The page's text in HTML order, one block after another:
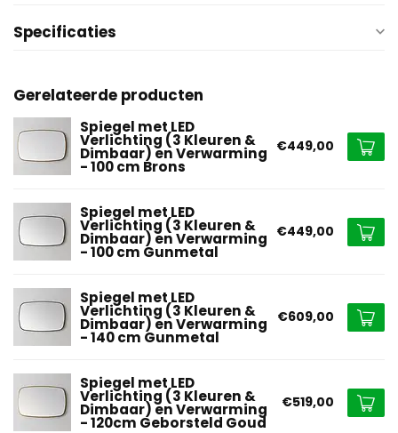
Specificaties
Gerelateerde producten
Spiegel met LED
Verlichting (3 Kleuren &
Dimbaar) en Verwarming
- 100 cm Brons
€449,00
Spiegel met LED
Verlichting (3 Kleuren &
Dimbaar) en Verwarming
- 100 cm Gunmetal
€449,00
Spiegel met LED
Verlichting (3 Kleuren &
Dimbaar) en Verwarming
- 140 cm Gunmetal
€609,00
Spiegel met LED
Verlichting (3 Kleuren &
Dimbaar) en Verwarming
- 120cm Geborsteld Goud
€519,00